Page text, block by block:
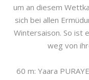
um an diesem
sich bei allen
Wintersaison. So ist
weg von
60 m: Yaara